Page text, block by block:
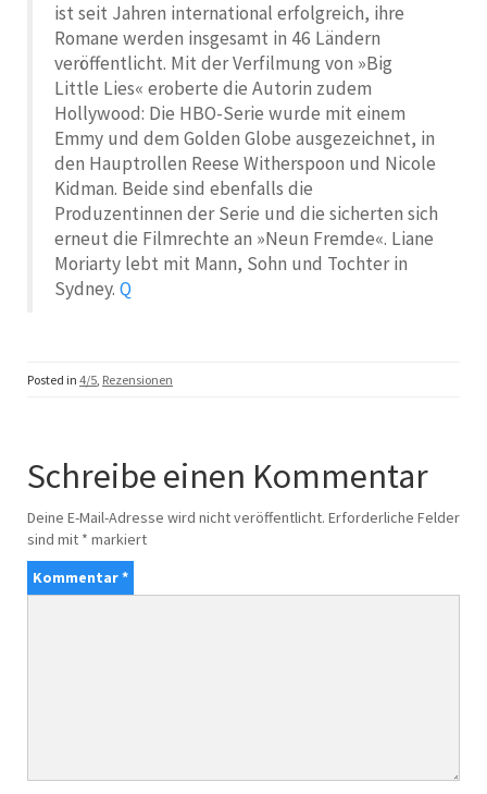
ist seit Jahren international erfolgreich, ihre
Romane werden insgesamt in 46 Ländern
veröffentlicht. Mit der Verfilmung von »Big
Little Lies« eroberte die Autorin zudem
Hollywood: Die HBO-Serie wurde mit einem
Emmy und dem Golden Globe ausgezeichnet, in
den Hauptrollen Reese Witherspoon und Nicole
Kidman. Beide sind ebenfalls die
Produzentinnen der Serie und die sicherten sich
erneut die Filmrechte an »Neun Fremde«. Liane
Moriarty lebt mit Mann, Sohn und Tochter in
Sydney. Q
Posted in 4/5, Rezensionen
Schreibe einen Kommentar
Deine E-Mail-Adresse wird nicht veröffentlicht. Erforderliche Felder
sind mit * markiert
Kommentar*